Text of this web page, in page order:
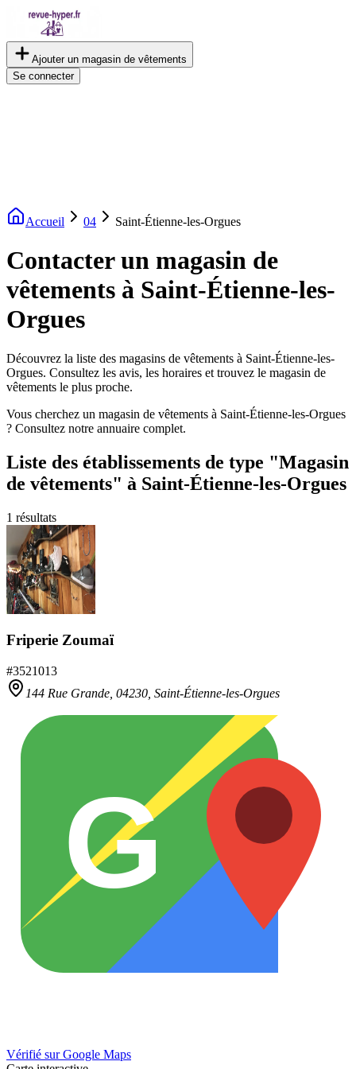
Ajouter un magasin de vêtements
Se connecter
Accueil 04 Saint-Étienne-les-Orgues
Contacter un magasin de
vêtements à Saint-Étienne-les-
Orgues
Découvrez la liste des magasins de vêtements à Saint-Étienne-les-
Orgues. Consultez les avis, les horaires et trouvez le magasin de
vêtements le plus proche.
Vous cherchez un magasin de vêtements à Saint-Étienne-les-Orgues
? Consultez notre annuaire complet.
Liste des établissements de type "Magasin
de vêtements" à Saint-Étienne-les-Orgues
1 résultats
Friperie Zoumaï
#3521013
144 Rue Grande, 04230 Saint-Étienne-les-Orgues
G
Vérifié sur Google Maps